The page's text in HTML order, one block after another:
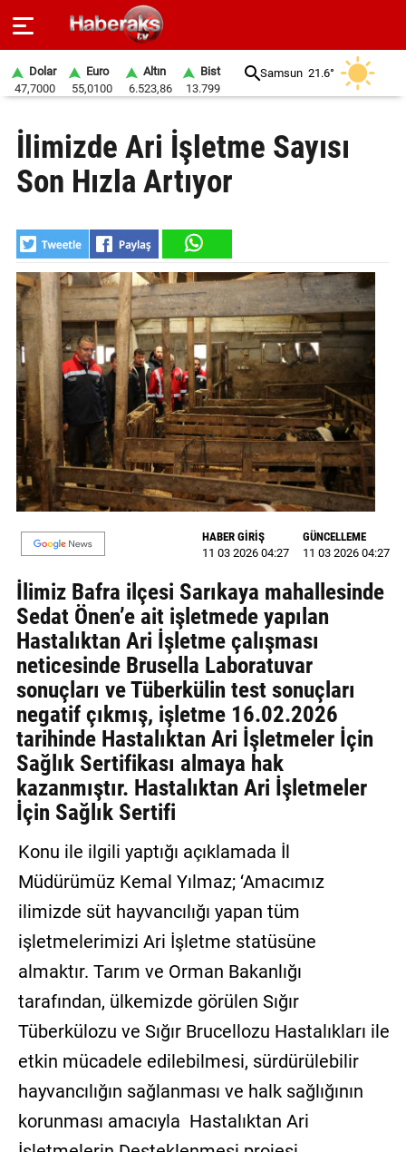
SPOR
YAŞAM
EKONOMİ
BELEDİYELER
SAĞLIK
SİYASET
EĞİTİM
GALERİ
VİDEO
YAZARLAR
BİZE
Künye
İletişim
Gizlilik
Sözleşmesi
Kullanıcı
Sözleşmesi
Dolar
47,7000
Euro
55,0100
Altın
6.523,86
Bist
13.799
Samsun 21.6°
İlimizde Ari İşletme Sayısı
Son Hızla Artıyor
HABER GİRİŞ
11 03 2026 04:27
GÜNCELLEME
11 03 2026 04:27
İlimiz Bafra ilçesi Sarıkaya mahallesinde
Sedat Önen’e ait işletmede yapılan
Hastalıktan Ari İşletme çalışması
neticesinde Brusella Laboratuvar
sonuçları ve Tüberkülin test sonuçları
negatif çıkmış, işletme 16.02.2026
tarihinde Hastalıktan Ari İşletmeler İçin
Sağlık Sertifikası almaya hak
kazanmıştır. Hastalıktan Ari İşletmeler
İçin Sağlık Sertifi
Konu ile ilgili yaptığı açıklamada İl
Müdürümüz Kemal Yılmaz; ‘Amacımız
ilimizde süt hayvancılığı yapan tüm
işletmelerimizi Ari İşletme statüsüne
almaktır. Tarım ve Orman Bakanlığı
tarafından, ülkemizde görülen Sığır
Tüberkülozu ve Sığır Brucellozu Hastalıkları ile
etkin mücadele edilebilmesi, sürdürülebilir
hayvancılığın sağlanması ve halk sağlığının
korunması amacıyla Hastalıktan Ari